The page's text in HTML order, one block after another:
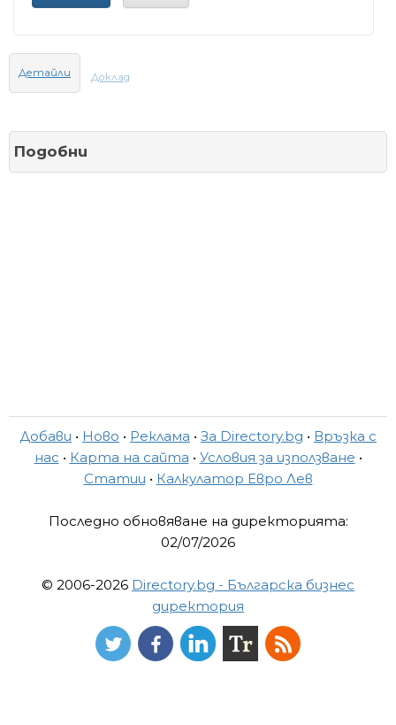
Детайли Доклад
Подобни
Добави • Ново • Реклама • За Directory.bg • Връзка с
нас • Карта на сайта • Условия за използване •
Статии • Калкулатор Евро Лев
Последно обновяване на директорията:
02/07/2026
© 2006-2026 Directory.bg - Българска бизнес
директория